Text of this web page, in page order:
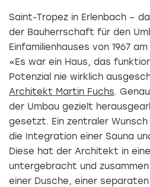
Saint-Tropez in Erlenbach –
der Bauherrschaft für den
Einfamilienhauses von 1967
«Es war ein Haus, das
Potenzial nie wirklich
Architekt Martin Fuchs.
der Umbau gezielt
gesetzt. Ein zentraler
die Integration einer Sauna
Diese hat der Architekt in
untergebracht und
einer Dusche, einer